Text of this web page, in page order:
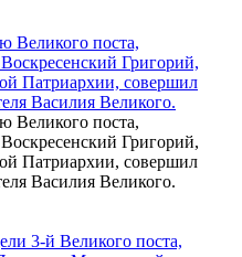
Великого поста,
Григорий,
Патриархии, совершил
Василия Великого.
Великого поста,
Григорий,
Патриархии, совершил
Василия Великого.
3-й Великого поста,